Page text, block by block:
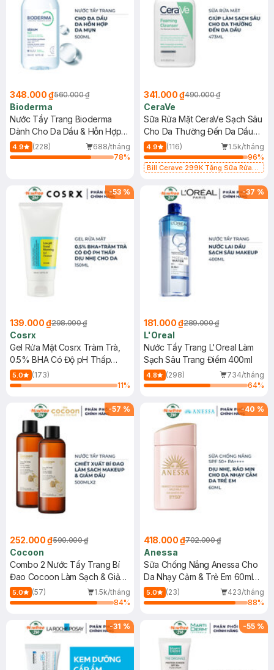
348.000 ₫560.000 ₫
Bioderma
Nước Tẩy Trang Bioderma
Dành Cho Da Dầu & Hỗn Hợp
500ml
4.9 (228)
688/tháng
78%
341.000 ₫490.000 ₫
CeraVe
Sữa Rửa Mặt CeraVe Sạch Sâu
Cho Da Thường Đến Da Dầu
473ml
4.9 (116)
1.5k/tháng
96%
Bill Cerave 299K Tặng Sữa Rửa
-53 %
139.000 ₫298.000 ₫
Cosrx
Gel Rửa Mặt Cosrx Tràm Trà,
0.5% BHA Có Độ pH Thấp
150ml
5.0
(173)
11%
-37 %
181.000 ₫289.000 ₫
L'Oreal
Nước Tẩy Trang L'Oreal Làm
Sạch Sâu Trang Điểm 400ml
4.8 (298)
734/tháng
64%
-57 %
252.000 ₫590.000 ₫
Cocoon
Combo 2 Nước Tẩy Trang Bí
Đao Cocoon Làm Sạch & Giảm
Dầu 500ml
5.0 (57)
1.5k/tháng
84%
-40 %
418.000 ₫702.000 ₫
Anessa
Sữa Chống Nắng Anessa Cho
Da Nhạy Cảm & Trẻ Em 60ml
(Mới)
5.0 (23)
423/tháng
88%
-31 % -55 %